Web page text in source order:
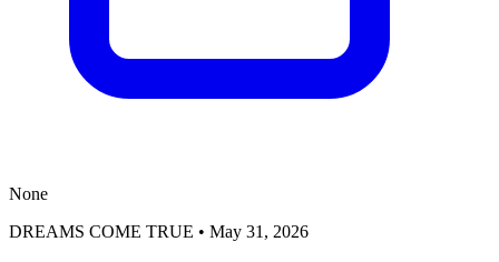
None
DREAMS COME TRUE • May 31, 2026